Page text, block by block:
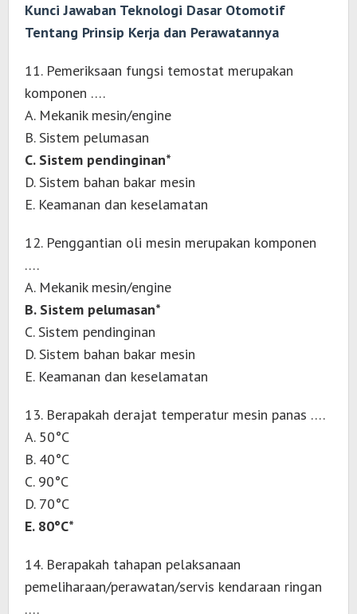
Kunci Jawaban Teknologi Dasar Otomotif
Tentang Prinsip Kerja dan Perawatannya
11. Pemeriksaan fungsi temostat merupakan
komponen ….
A. Mekanik mesin/engine
B. Sistem pelumasan
C. Sistem pendinginan*
D. Sistem bahan bakar mesin
E. Keamanan dan keselamatan
12. Penggantian oli mesin merupakan komponen
….
A. Mekanik mesin/engine
B. Sistem pelumasan*
C. Sistem pendinginan
D. Sistem bahan bakar mesin
E. Keamanan dan keselamatan
13. Berapakah derajat temperatur mesin panas ….
A. 50°C
B. 40°C
C. 90°C
D. 70°C
E. 80°C*
14. Berapakah tahapan pelaksanaan
pemeliharaan/perawatan/servis kendaraan ringan
….